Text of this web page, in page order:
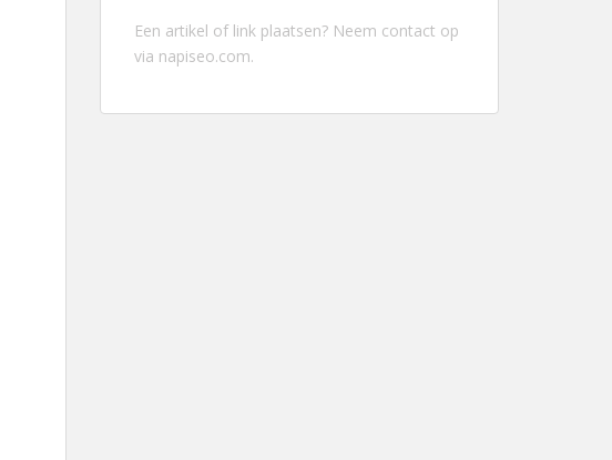
Een artikel of link plaatsen? Neem contact op
via napiseo.com.